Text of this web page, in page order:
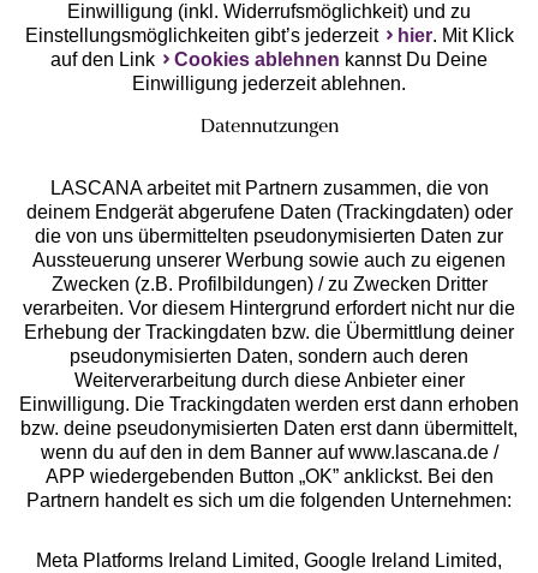
°Punkte sammeln
Services
Beratung
Über uns
Rechtliches
Einwilligung (inkl. Widerrufsmöglichkeit) und zu
Einstellungsmöglichkeiten gibt’s jederzeit
hier. Mit Klick
auf den Link
Cookies ablehnen kannst Du Deine
Einwilligung jederzeit ablehnen.
Datennutzungen
LASCANA arbeitet mit Partnern zusammen, die von
deinem Endgerät abgerufene Daten (Trackingdaten) oder
die von uns übermittelten pseudonymisierten Daten zur
Aussteuerung unserer Werbung sowie auch zu eigenen
Zwecken (z.B. Profilbildungen) / zu Zwecken Dritter
verarbeiten. Vor diesem Hintergrund erfordert nicht nur die
Erhebung der Trackingdaten bzw. die Übermittlung deiner
pseudonymisierten Daten, sondern auch deren
Weiterverarbeitung durch diese Anbieter einer
Einwilligung. Die Trackingdaten werden erst dann erhoben
bzw. deine pseudonymisierten Daten erst dann übermittelt,
wenn du auf den in dem Banner auf www.lascana.de /
APP wiedergebenden Button „OK” anklickst. Bei den
Partnern handelt es sich um die folgenden Unternehmen:
Meta Platforms Ireland Limited, Google Ireland Limited,